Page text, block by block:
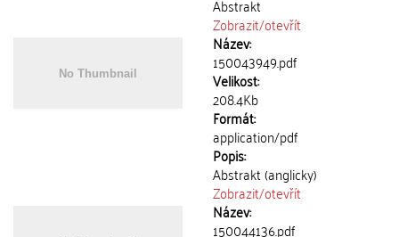
Abstrakt
Zobrazit/otevřít
Název:
150043949.pdf
Velikost:
208.4Kb
Formát:
application/pdf
Popis:
Abstrakt (anglicky)
Zobrazit/otevřít
Název:
150044136.pdf